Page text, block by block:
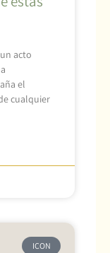
acto
el
cualquier
ICON